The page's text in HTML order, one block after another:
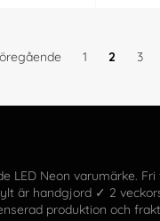
1 2 3
LED Neon varumärke.
är handgjord ✓ 2
produktion och frakt